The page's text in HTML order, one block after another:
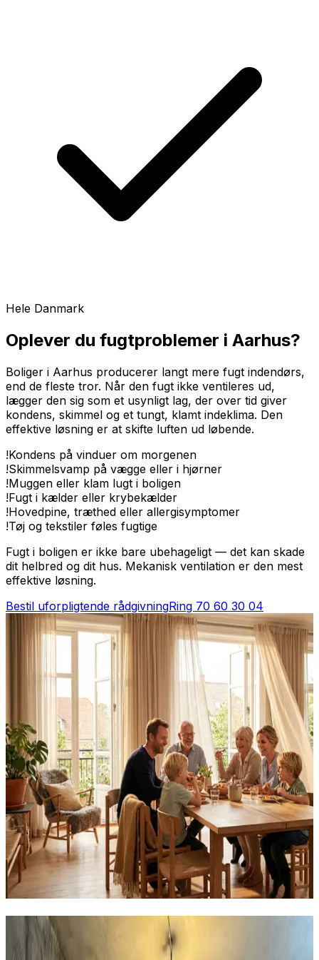
Hele Danmark
Oplever du fugtproblemer i Aarhus?
Boliger i Aarhus producerer langt mere fugt indendørs,
end de fleste tror. Når den fugt ikke ventileres ud,
lægger den sig som et usynligt lag, der over tid giver
kondens, skimmel og et tungt, klamt indeklima. Den
effektive løsning er at skifte luften ud løbende.
!Kondens på vinduer om morgenen
!Skimmelsvamp på vægge eller i hjørner
!Muggen eller klam lugt i boligen
!Fugt i kælder eller krybekælder
!Hovedpine, træthed eller allergisymptomer
!Tøj og tekstiler føles fugtige
Fugt i boligen er ikke bare ubehageligt — det kan skade
dit helbred og dit hus. Mekanisk ventilation er den mest
effektive løsning.
Bestil uforpligtende rådgivningRing 70 60 30 04
Sådan løser vi fugten i din bolig i
Aarhus